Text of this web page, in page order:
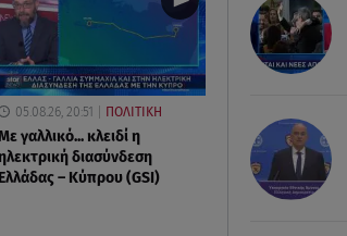
05.08.26, 20:51 ΠΟΛΙΤΙΚΗ
γαλλικό... κλειδί η
διασύνδεση
Ελλάδας – Κύπρου (GSI)